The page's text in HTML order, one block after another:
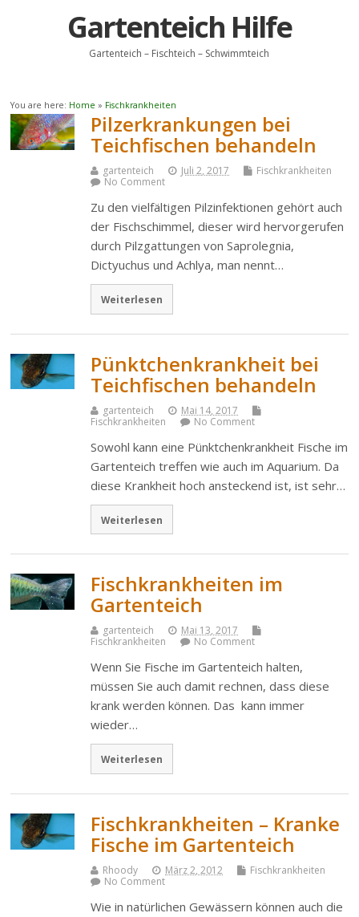
Gartenteich Hilfe
Gartenteich – Fischteich – Schwimmteich
You are here: Home » Fischkrankheiten
Pilzerkrankungen bei
Teichfischen behandeln
gartenteich Juli 2, 2017
Fischkrankheiten
No Comment
Zu den vielfältigen Pilzinfektionen gehört auch
der Fischschimmel, dieser wird hervorgerufen
durch Pilzgattungen von Saprolegnia,
Dictyuchus und Achlya, man nennt…
Weiterlesen
Pünktchenkrankheit bei
Teichfischen behandeln
gartenteich
Mai 14, 2017
Fischkrankheiten
No Comment
Sowohl kann eine Pünktchenkrankheit Fische im
Gartenteich treffen wie auch im Aquarium. Da
diese Krankheit hoch ansteckend ist, ist sehr…
Weiterlesen
Fischkrankheiten im
Gartenteich
gartenteich
Mai 13, 2017
Fischkrankheiten
No Comment
Wenn Sie Fische im Gartenteich halten,
müssen Sie auch damit rechnen, dass diese
krank werden können. Das kann immer
wieder…
Weiterlesen
Fischkrankheiten – Kranke
Fische im Gartenteich
Rhoody März 2, 2012
Fischkrankheiten
No Comment
Wie in natürlichen Gewässern können auch die